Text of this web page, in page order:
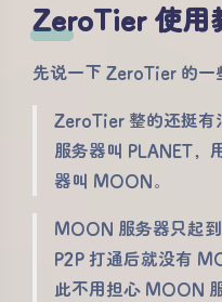
ZeroTier 使用
先说一下 ZeroTier 的一
ZeroTier 整的还挺有
服务器叫 PLANET，
器叫 MOON。
MOON 服务器只起
P2P 打通后就没有
此不用担心 MOON